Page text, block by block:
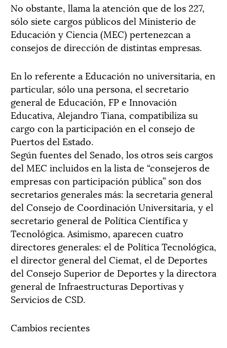
No obstante, llama la atención que de los 227,
sólo siete cargos públicos del Ministerio de
Educación y Ciencia (MEC) pertenezcan a
consejos de dirección de distintas empresas.
En lo referente a Educación no universitaria, en
particular, sólo una persona, el secretario
general de Educación, FP e Innovación
Educativa, Alejandro Tiana, compatibiliza su
cargo con la participación en el consejo de
Puertos del Estado.
Según fuentes del Senado, los otros seis cargos
del MEC incluidos en la lista de “consejeros de
empresas con participación pública” son dos
secretarios generales más: la secretaria general
del Consejo de Coordinación Universitaria, y el
secretario general de Política Científica y
Tecnológica. Asimismo, aparecen cuatro
directores generales: el de Política Tecnológica,
el director general del Ciemat, el de Deportes
del Consejo Superior de Deportes y la directora
general de Infraestructuras Deportivas y
Servicios de CSD.
Cambios recientes